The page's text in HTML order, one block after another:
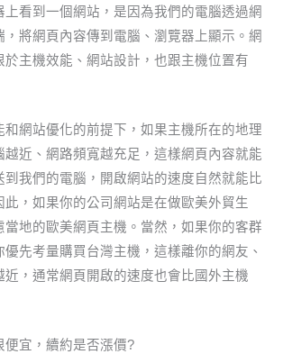
上看到一個網站，是因為我們的電腦透過網
，將網頁內容傳到電腦、瀏覽器上顯示。網
於主機效能、網站設計，也跟主機位置有
和網站優化的前提下，如果主機所在的地理
越近、網路頻寬越充足，這樣網頁內容就能
到我們的電腦，開啟網站的速度自然就能比
此，如果你的公司網站是在做歐美外貿生
當地的歐美網頁主機。當然，如果你的客群
先考量購買台灣主機，這樣離你的網友、
近，通常網頁開啟的速度也會比國外主機
便宜，續約是否漲價?